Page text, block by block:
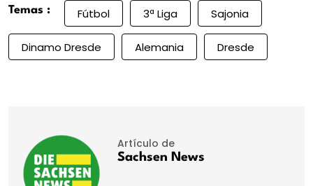
Temas : Fútbol 3ª Liga Sajonia
Dinamo Dresde Alemania Dresde
Artículo de
Sachsen News